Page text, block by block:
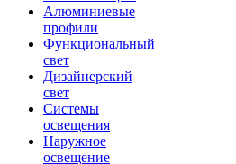
Алюминиевые
профили
Функциональный
свет
Дизайнерский
свет
Системы
освещения
Наружное
освещение